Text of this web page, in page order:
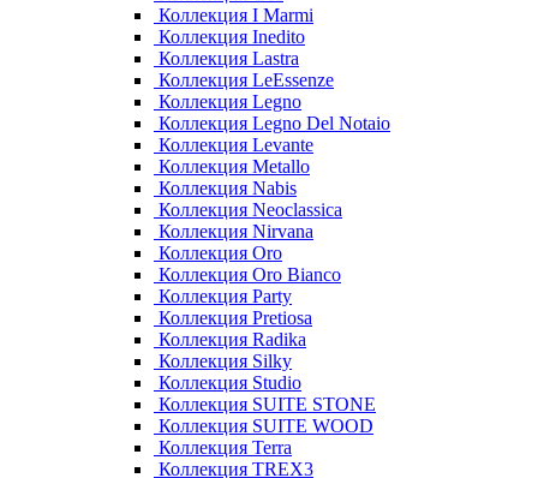
Коллекция I Marmi
Коллекция Inedito
Коллекция Lastra
Коллекция LeEssenze
Коллекция Legno
Коллекция Legno Del Notaio
Коллекция Levante
Коллекция Metallo
Коллекция Nabis
Коллекция Neoclassica
Коллекция Nirvana
Коллекция Oro
Коллекция Oro Bianco
Коллекция Party
Коллекция Pretiosa
Коллекция Radika
Коллекция Silky
Коллекция Studio
Коллекция SUITE STONE
Коллекция SUITE WOOD
Коллекция Terra
Коллекция TREX3